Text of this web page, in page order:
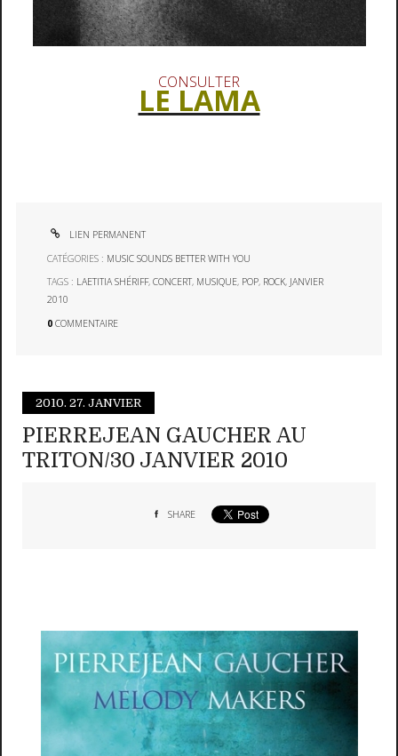
CONSULTER
LE LAMA
LIEN PERMANENT
CATÉGORIES : MUSIC SOUNDS BETTER WITH YOU
TAGS : LAETITIA SHÉRIFF,CONCERT, MUSIQUE, POP, ROCK, JANVIER
2010
0 COMMENTAIRE
2010. 27. JANVIER
PIERREJEAN GAUCHER AU
TRITON/30 JANVIER 2010
SHARE